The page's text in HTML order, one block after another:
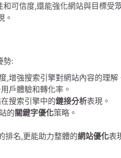
和可信度,還能強化網站與目標受
。
勢:
,增強搜索引擎對網站內容的理解
戶體驗和轉化率。
搜索引擎中的鏈接分析表現。
的 關鍵字優化策略。
排名,更能助力整體的網站優化表